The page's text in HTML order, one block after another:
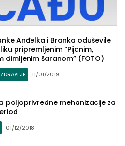
Anđelka i Branka oduševile
pripremljenim “Pijanim,
dimljenim šaranom” (FOTO)
11/01/2019
poljoprivredne mehanizacije za
01/12/2018